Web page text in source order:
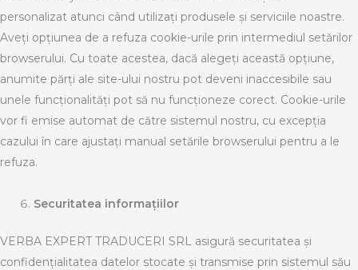
personalizat atunci când utilizați produsele și serviciile noastre.
Aveți opțiunea de a refuza cookie-urile prin intermediul setărilor
browserului. Cu toate acestea, dacă alegeți această opțiune,
anumite părți ale site-ului nostru pot deveni inaccesibile sau
unele funcționalități pot să nu funcționeze corect. Cookie-urile
vor fi emise automat de către sistemul nostru, cu excepția
cazului în care ajustați manual setările browserului pentru a le
refuza.
Securitatea informațiilor
VERBA EXPERT TRADUCERI SRL asigură securitatea și
confidențialitatea datelor stocate și transmise prin sistemul său